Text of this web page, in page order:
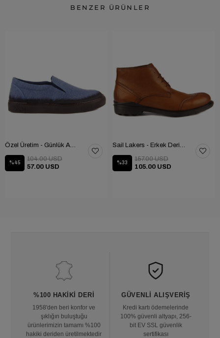
BENZER ÜRÜNLER
%45
57.00 USD
104.00 USD
%33
105.00 USD
157.00 USD
%100 HAKIKI DERI
1958'den beri konfor ve
şıklığın buluştuğu
ürünlerimizin tamamı %100
hakiki deriden üretilmektedir
GÜVENLI ALIŞVERIŞ
Kredi kartı ödemelerinde
100% güvenli altyapı, 256-
bit EV SSL güvenlik
sertifikası